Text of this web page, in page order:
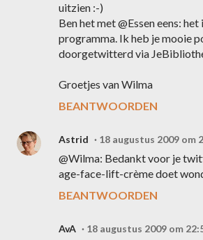
uitzien :-)
Ben het met @Essen eens: het
programma. Ik heb je mooie
doorgetwitterd via
Groetjes van Wilma
BEANTWOORDEN
Astrid 18 augustus 2009 om
@Wilma: Bedankt voor je
age-face-lift-crème doet
BEANTWOORDEN
AvA 18 augustus 2009 om